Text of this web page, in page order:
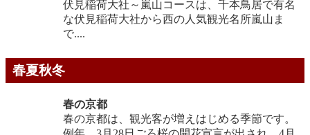
伏見稲荷大社～嵐山コースは、千本鳥居で有名
な伏見稲荷大社から西の人気観光名所嵐山ま
で....
春夏秋冬
春の京都
春の京都は、観光客が増えはじめる季節です。